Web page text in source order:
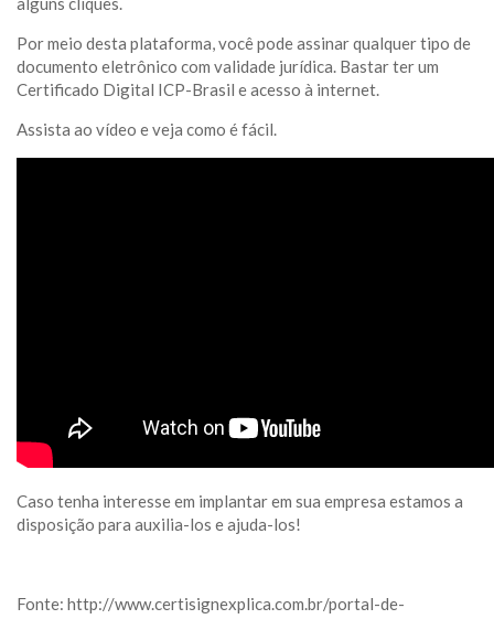
Por meio desta plataforma, você pode assinar qualquer tipo de
documento eletrônico com validade jurídica. Bastar ter um
Certificado Digital ICP-Brasil e acesso à internet.
Assista ao vídeo e veja como é fácil.
Caso tenha interesse em implantar em sua empresa estamos a
disposição para auxilia-los e ajuda-los!
Fonte: http://www.certisignexplica.com.br/portal-de-